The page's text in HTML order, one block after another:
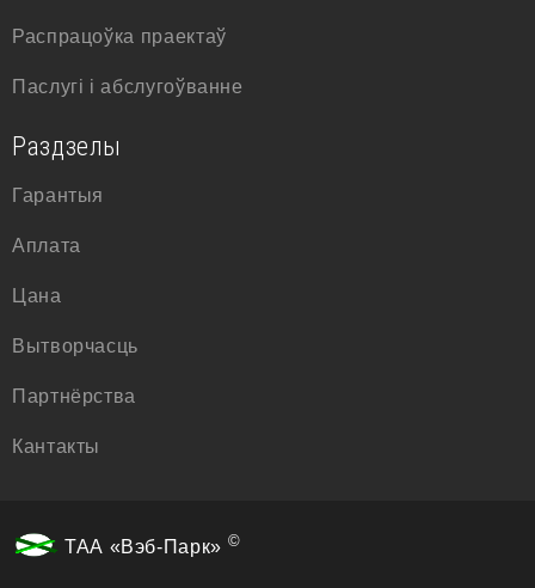
Распрацоўка праектаў
Паслугі і абслугоўванне
Раздзелы
Гарантыя
Аплата
Цана
Вытворчасць
Партнёрства
Кантакты
ТАА «Вэб-Парк» ©